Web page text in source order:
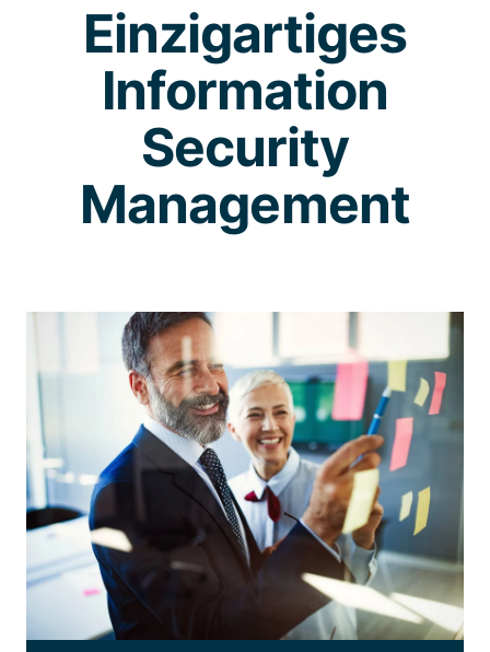
Einzigartiges
Information
Security
Management